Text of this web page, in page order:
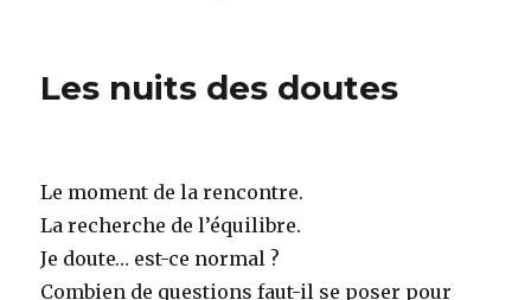
Les nuits des doutes
Le moment de la rencontre.
La recherche de l’équilibre.
Je doute… est-ce normal ?
Combien de questions faut-il se poser pour